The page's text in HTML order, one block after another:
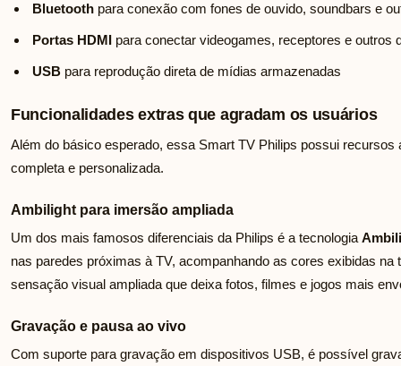
Bluetooth para conexão com fones de ouvido, soundbars e
Portas HDMI para conectar videogames, receptores e outros
USB para reprodução direta de mídias armazenadas
Funcionalidades extras que agradam os usuários
Além do básico esperado, essa Smart TV Philips possui
completa e personalizada.
Ambilight para imersão ampliada
Um dos mais famosos diferenciais da Philips é a tecnologia
nas paredes próximas à TV, acompanhando as cores exibidas
sensação visual ampliada que deixa fotos, filmes e jogos mais
Gravação e pausa ao vivo
Com suporte para gravação em dispositivos USB, é possível